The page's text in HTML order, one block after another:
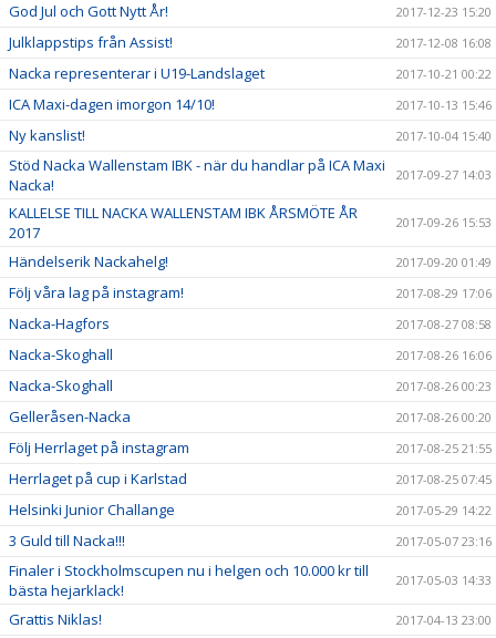
God Jul och Gott Nytt År! 2017-12-23 15:20
Julklappstips från Assist! 2017-12-08 16:08
Nacka representerar i U19-Landslaget 2017-10-21 00:22
ICA Maxi-dagen imorgon 14/10! 2017-10-13 15:46
Ny kanslist! 2017-10-04 15:40
Stöd Nacka Wallenstam IBK - när du handlar på ICA Maxi
Nacka!
2017-09-27 14:03
KALLELSE TILL NACKA WALLENSTAM IBK ÅRSMÖTE ÅR
2017
2017-09-26 15:53
Händelserik Nackahelg! 2017-09-20 01:49
Följ våra lag på instagram! 2017-08-29 17:06
Nacka-Hagfors 2017-08-27 08:58
Nacka-Skoghall 2017-08-26 16:06
Nacka-Skoghall 2017-08-26 00:23
Gelleråsen-Nacka 2017-08-26 00:20
Följ Herrlaget på instagram 2017-08-25 21:55
Herrlaget på cup i Karlstad 2017-08-25 07:45
Helsinki Junior Challange 2017-05-29 14:22
3 Guld till Nacka!!! 2017-05-07 23:16
Finaler i Stockholmscupen nu i helgen och 10.000 kr till
bästa hejarklack!
2017-05-03 14:33
Grattis Niklas! 2017-04-13 23:00